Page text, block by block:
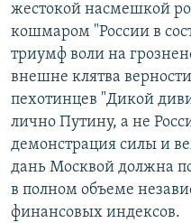
жестокой насмешкой
кошмаром "России в
триумф воли на
внешне клятва
пехотинцев "Дикой
лично Путину, а не
демонстрация силы и
дань Москвой должна
в полном объеме
финансовых индексов.